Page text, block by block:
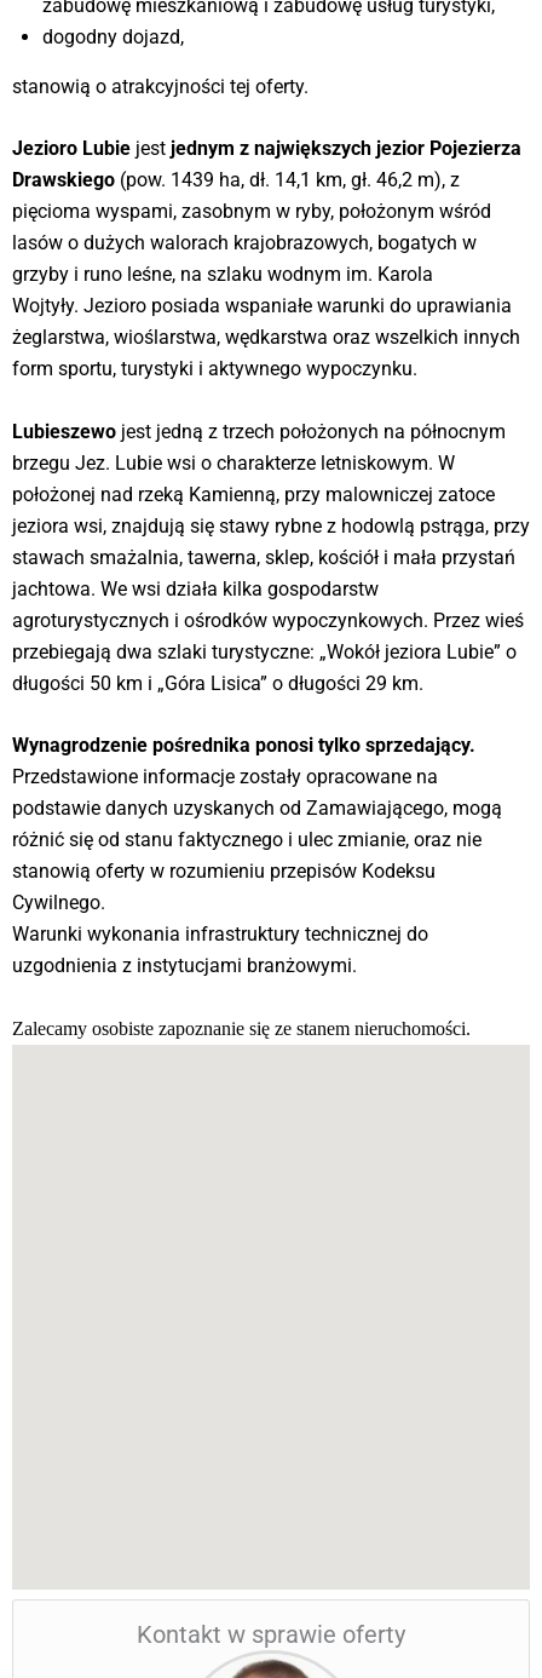
Kontakt w sprawie oferty
zabudowę mieszkaniową i zabudowę usług turystyki,
dogodny dojazd,
stanowią o atrakcyjności tej oferty.
Jezioro Lubie jest jednym z największych jezior Pojezierza
Drawskiego (pow. 1439 ha, dł. 14,1 km, gł. 46,2 m), z
pięcioma wyspami, zasobnym w ryby, położonym wśród
lasów o dużych walorach krajobrazowych, bogatych w
grzyby i runo leśne, na szlaku wodnym im. Karola
Wojtyły. Jezioro posiada wspaniałe warunki do uprawiania
żeglarstwa, wioślarstwa, wędkarstwa oraz wszelkich innych
form sportu, turystyki i aktywnego wypoczynku.
Lubieszewo jest jedną z trzech położonych na północnym
brzegu Jez. Lubie wsi o charakterze letniskowym. W
położonej nad rzeką Kamienną, przy malowniczej zatoce
jeziora wsi, znajdują się stawy rybne z hodowlą pstrąga, przy
stawach smażalnia, tawerna, sklep, kościół i mała przystań
jachtowa. We wsi działa kilka gospodarstw
agroturystycznych i ośrodków wypoczynkowych. Przez wieś
przebiegają dwa szlaki turystyczne: „Wokół jeziora Lubie” o
długości 50 km i „Góra Lisica” o długości 29 km.
Wynagrodzenie pośrednika ponosi tylko sprzedający.
Przedstawione informacje zostały opracowane na
podstawie danych uzyskanych od Zamawiającego, mogą
różnić się od stanu faktycznego i ulec zmianie, oraz nie
stanowią oferty w rozumieniu przepisów Kodeksu
Cywilnego.
Warunki wykonania infrastruktury technicznej do
uzgodnienia z instytucjami branżowymi.
Zalecamy osobiste zapoznanie się ze stanem nieruchomości.